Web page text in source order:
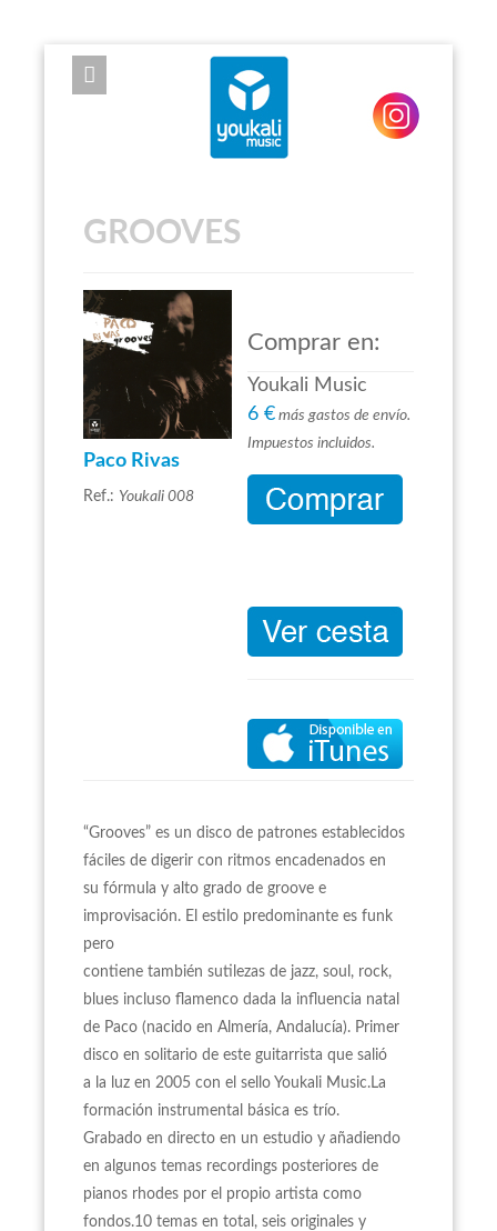
EXPOSE FRAMEWORK FOR JOOMLA 2.5 AND 3.0+
GROOVES
Paco Rivas
Ref.: Youkali 008
Comprar en:
Youkali Music
6 € más gastos de envío.
Impuestos incluidos.
“Grooves” es un disco de patrones establecidos
fáciles de digerir con ritmos encadenados en
su fórmula y alto grado de groove e
improvisación. El estilo predominante es funk
pero
contiene también sutilezas de jazz, soul, rock,
blues incluso flamenco dada la influencia natal
de Paco (nacido en Almería, Andalucía). Primer
disco en solitario de este guitarrista que salió
a la luz en 2005 con el sello Youkali Music.La
formación instrumental básica es trío.
Grabado en directo en un estudio y añadiendo
en algunos temas recordings posteriores de
pianos rhodes por el propio artista como
fondos.10 temas en total, seis originales y